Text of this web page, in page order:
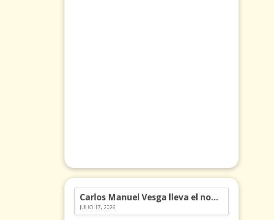
Carlos Manuel Vesga lleva el nombre de Colombia a los Emmy
JULIO 17, 2026